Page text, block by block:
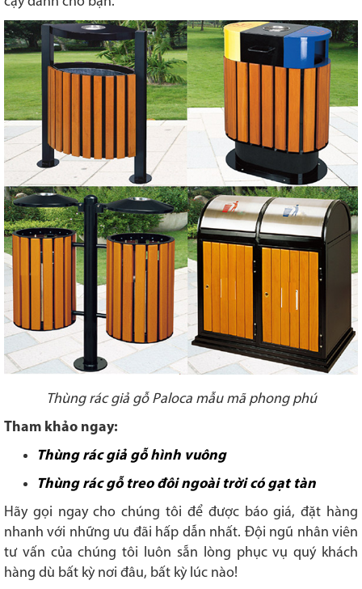
Thùng rác giả gỗ Paloca mẫu mã phong phú
Tham khảo ngay:
Thùng rác giả gỗ hình vuông
Thùng rác gỗ treo đôi ngoài trời có gạt tàn
Hãy gọi ngay cho chúng tôi để được báo giá, đặt hàng
nhanh với những ưu đãi hấp dẫn nhất. Đội ngũ nhân viên
tư vấn của chúng tôi luôn sẵn lòng phục vụ quý khách
hàng dù bất kỳ nơi đâu, bất kỳ lúc nào!